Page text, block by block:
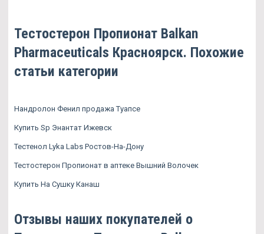
Тестостерон Пропионат Balkan
Pharmaceuticals Красноярск. Похожие
статьи категории
Нандролон Фенил продажа Туапсе
Купить Sp Энантат Ижевск
Тестенол Lyka Labs Ростов-На-Дону
Тестостерон Пропионат в аптеке Вышний Волочек
Купить На Сушку Канаш
Отзывы наших покупателей о